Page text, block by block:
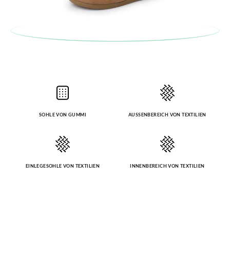
SOHLE VON GUMMI AUSSENBEREICH VON TEXTILIEN
EINLEGESOHLE VON TEXTILIEN INNENBEREICH VON TEXTILIEN